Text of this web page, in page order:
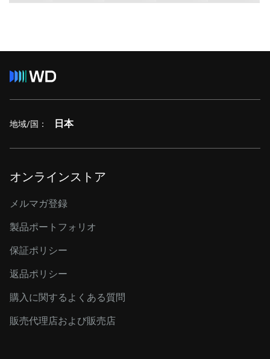
地域/国： 日本
オンラインストア
メルマガ登録
製品ポートフォリオ
保証ポリシー
返品ポリシー
購入に関するよくある質問
販売代理店および販売店